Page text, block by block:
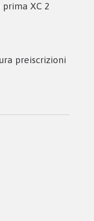
XC 2
preiscrizioni